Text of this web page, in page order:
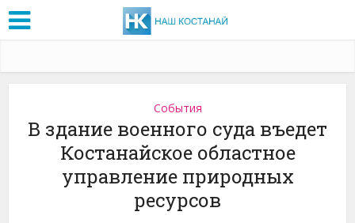
События
В здание военного суда въедет
Костанайское областное
управление природных
ресурсов